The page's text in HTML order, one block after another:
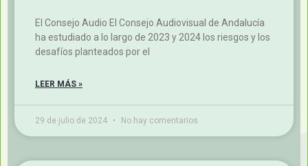
El Consejo Audio El Consejo Audiovisual de Andalucía
ha estudiado a lo largo de 2023 y 2024 los riesgos y los
29 de julio de 2024 No hay comentarios